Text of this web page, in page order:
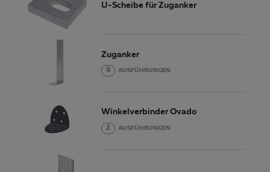
U-Scheibe für Zuganker
Zuganker
9 AUSFÜHRUNGEN
Winkelverbinder Ovado
2 AUSFÜHRUNGEN